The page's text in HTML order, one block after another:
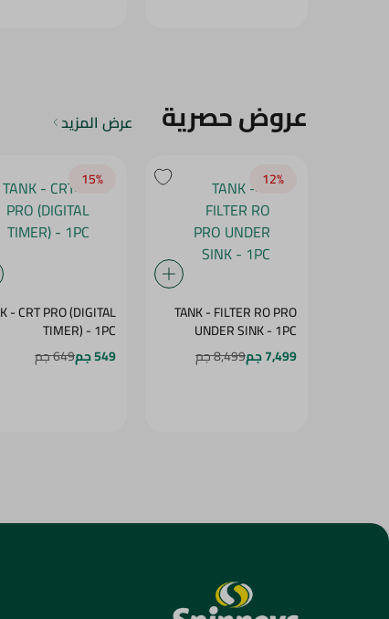
عروض حصرية عرض المزيد
12‎%‎
TANK - FILTER RO PRO
UNDER SINK - 1PC
7,499 جم
8,499 جم
15‎%‎
- CRT PRO (DIGITAL
TIMER) - 1PC
549 جم
649 جم